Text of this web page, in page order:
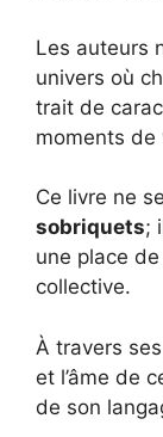
Les auteurs
univers où
trait de
moments de
Ce livre ne
sobriquets;
une place
collective.
À travers
et l’âme de
de son